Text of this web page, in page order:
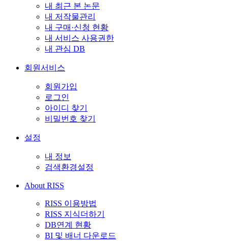
내 최근 본 논문
내 저작물관리
내 구매·신청 현황
내 서비스 사용권한
내 관심 DB
회원서비스
회원가입
로그인
아이디 찾기
비밀번호 찾기
설정
내 정보
검색환경설정
About RISS
RISS 이용방법
RISS 지식더하기
DB연계 현황
BI 및 배너 다운로드